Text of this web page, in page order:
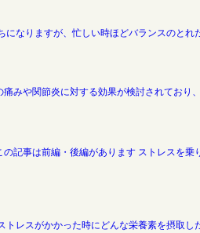
りますが、忙しい時ほどバランスのと
や関節炎に対する効果が検討されており
事は前編・後編があります ストレスを
レスがかかった時にどんな栄養素を摂取